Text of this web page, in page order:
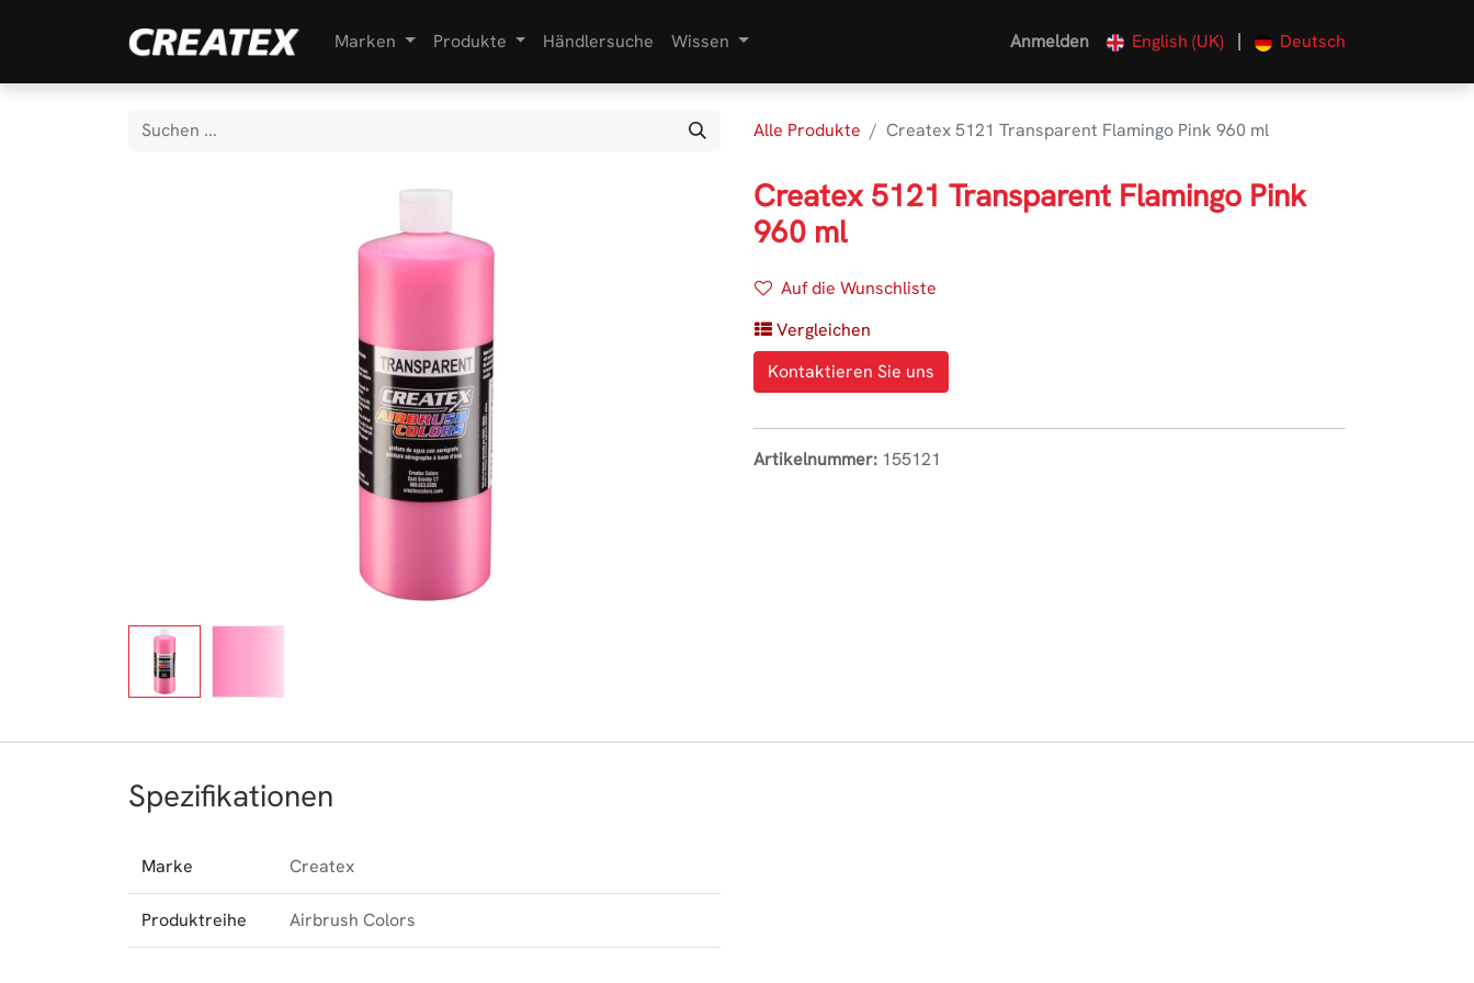
Marken Produkte Händlersuche Wissen Anmelden English (UK) | Deutsch
Alle Produkte Createx 5121 Transparent Flamingo Pink 960 ml
Createx 5121 Transparent Flamingo Pink
960 ml
Auf die Wunschliste
Vergleichen
Kontaktieren Sie uns
Artikelnummer: 155121
Spezifikationen
Marke Createx
Produktreihe Airbrush Colors